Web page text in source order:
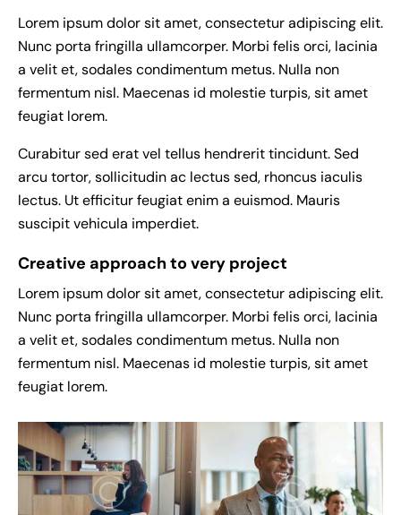
Lorem ipsum dolor sit amet, consectetur adipiscing elit.
Nunc porta fringilla ullamcorper. Morbi felis orci, lacinia
a velit et, sodales condimentum metus. Nulla non
fermentum nisl. Maecenas id molestie turpis, sit amet
feugiat lorem.
Curabitur sed erat vel tellus hendrerit tincidunt. Sed
arcu tortor, sollicitudin ac lectus sed, rhoncus iaculis
lectus. Ut efficitur feugiat enim a euismod. Mauris
suscipit vehicula imperdiet.
Creative approach to very project
Lorem ipsum dolor sit amet, consectetur adipiscing elit.
Nunc porta fringilla ullamcorper. Morbi felis orci, lacinia
a velit et, sodales condimentum metus. Nulla non
fermentum nisl. Maecenas id molestie turpis, sit amet
feugiat lorem.